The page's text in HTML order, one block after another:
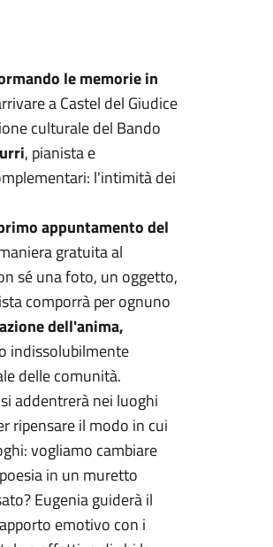
le memorie in
a Castel del Giudice
culturale del Bando
, pianista e
l'intimità dei
appuntamento del
gratuita al
sé una foto, un oggetto,
comporrà per ognuno
dell'anima,
indissolubilmente
delle comunità.
addentrerà nei luoghi
ripensare il modo in cui
vogliamo cambiare
in un muretto
Eugenia guiderà il
emotivo con i